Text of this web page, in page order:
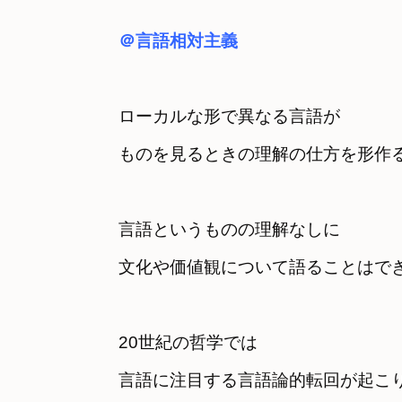
＠言語相対主義
ローカルな形で異なる言語が
ものを見るときの理解の仕方を形作
言語というものの理解なしに
文化や価値観について語ることはで
20世紀の哲学では
言語に注目する言語論的転回が起こ